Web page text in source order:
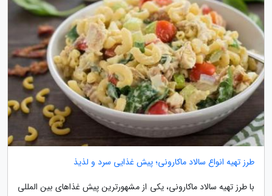
طرز تهیه انواع سالاد ماکارونی؛ پیش غذایی سرد و لذیذ
با طرز تهیه سالاد ماکارونی، یکی از مشهورترین پیش غذاهای بین المللی